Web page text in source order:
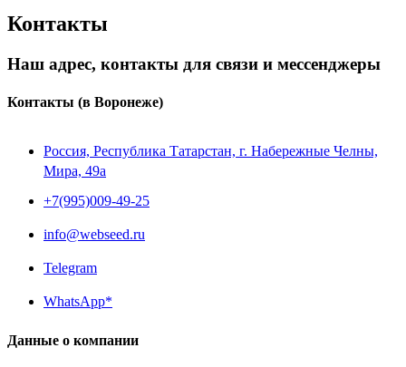
Контакты
Наш адрес, контакты для связи и мессенджеры
Контакты (в Воронеже)
Россия, Республика Татарстан, г. Набережные Челны,
Мира, 49a
+7(995)009-49-25
info@webseed.ru
Telegram
WhatsApp*
Данные о компании